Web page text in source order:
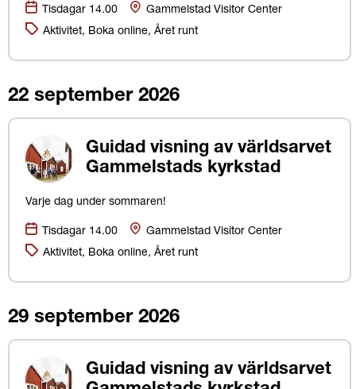
Datum:
Tisdagar 14.00 Plats
Gammelstad Visitor Center
Kategorier:
Aktivitet, Boka online, Året runt
22 september 2026
Guidad visning av världsarvet
Gammelstads kyrkstad
Varje dag under sommaren!
Datum:
Tisdagar 14.00 Plats
Gammelstad Visitor Center
Kategorier:
Aktivitet, Boka online, Året runt
29 september 2026
Guidad visning av världsarvet